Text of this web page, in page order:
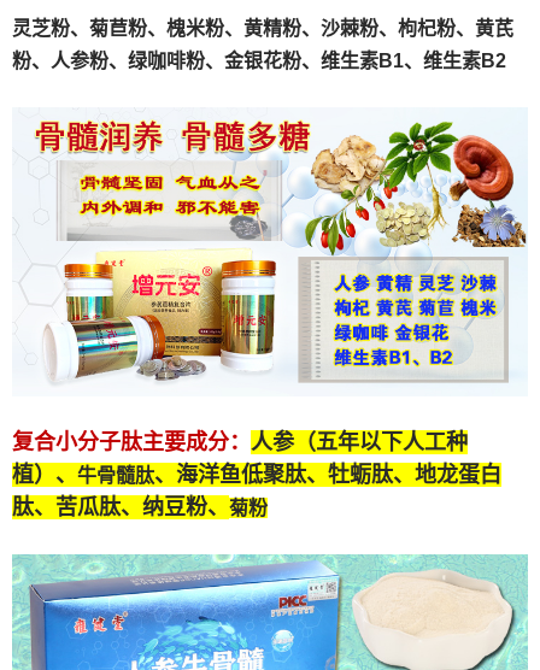
灵芝粉、 菊苣粉、 槐米粉、 黄精粉、沙棘粉、枸杞粉、黄芪
粉、人参粉、绿咖啡粉、金银花粉、维生素B1、维生素B2
复合小分子肽主要成分： 人参（五年以下人工种
植）、 牛骨髓肽、海洋鱼低聚肽、牡蛎肽、 地龙蛋白
肽、苦瓜肽、纳豆粉、 菊粉